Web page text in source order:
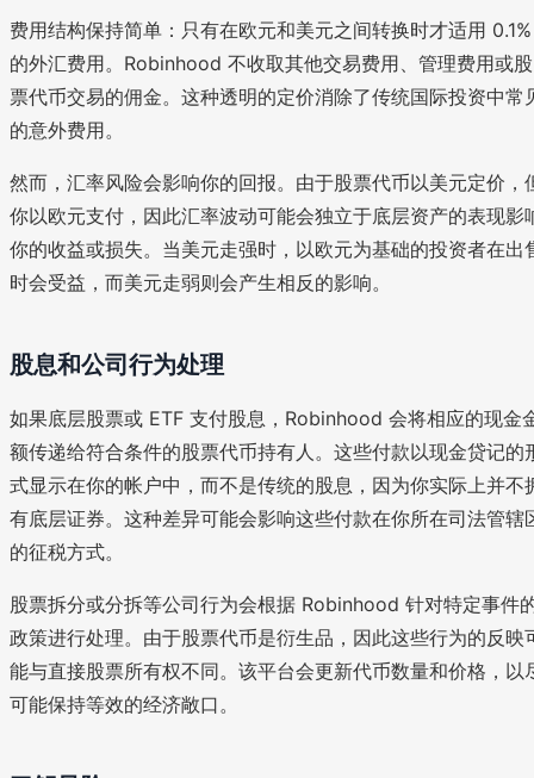
费用结构保持简单：只有在欧元和美元之间转换时才适用 0.1%
的外汇费用。Robinhood 不收取其他交易费用、管理费用或股
票代币交易的佣金。这种透明的定价消除了传统国际投资中常
的意外费用。
然而，汇率风险会影响你的回报。由于股票代币以美元定价，
你以欧元支付，因此汇率波动可能会独立于底层资产的表现影
你的收益或损失。当美元走强时，以欧元为基础的投资者在出
时会受益，而美元走弱则会产生相反的影响。
股息和公司行为处理
如果底层股票或 ETF 支付股息，Robinhood 会将相应的现金
额传递给符合条件的股票代币持有人。这些付款以现金贷记的
式显示在你的帐户中，而不是传统的股息，因为你实际上并不
有底层证券。这种差异可能会影响这些付款在你所在司法管辖
的征税方式。
股票拆分或分拆等公司行为会根据 Robinhood 针对特定事件
政策进行处理。由于股票代币是衍生品，因此这些行为的反映
能与直接股票所有权不同。该平台会更新代币数量和价格，以
可能保持等效的经济敞口。